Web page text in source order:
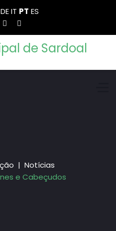
DEIT PT ES
Notícias
e Cabeçudos